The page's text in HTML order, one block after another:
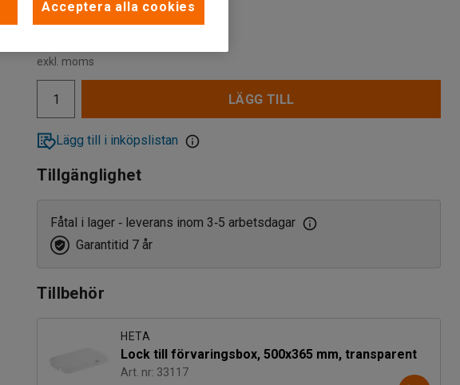
exkl. moms
LÄGG TILL
Lägg till i inköpslistan
Tillgänglighet
Fåtal i lager‑ leverans inom 3‑5 arbetsdagar
Garantitid 7 år
Tillbehör
HETA
Lock till förvaringsbox, 500x365 mm, transparent
Art. nr: 33117
Acceptera alla cookies